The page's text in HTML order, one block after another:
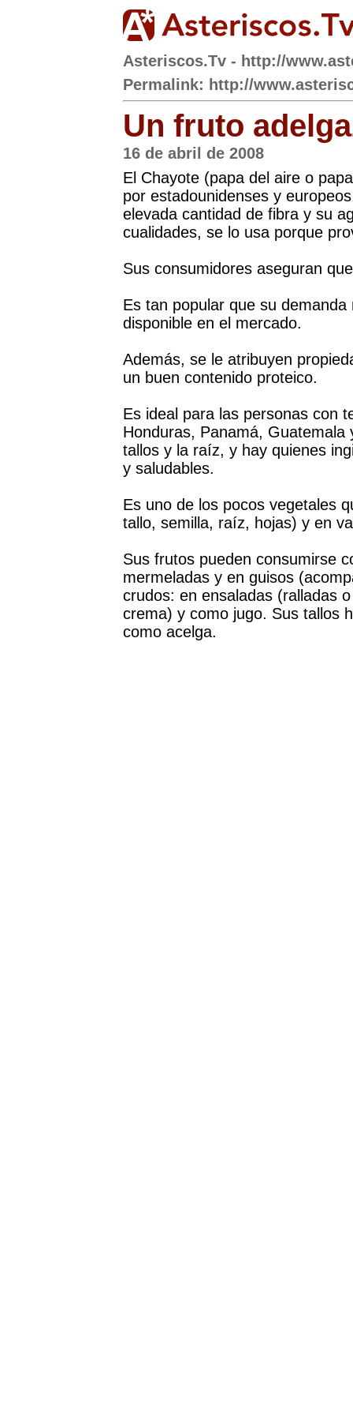
Asteriscos.Tv - http://
Permalink: http://
Un fruto
16 de abril de 2008
El Chayote (papa del aire o
por estadounidenses y
elevada cantidad de fibra y su
cualidades, se lo usa porque
Sus consumidores aseguran
Es tan popular que su
disponible en el mercado.
Además, se le atribuyen
un buen contenido proteico.
Es ideal para las personas con
Honduras, Panamá,
tallos y la raíz, y hay quienes
y saludables.
Es uno de los pocos vegetales
tallo, semilla, raíz, hojas) y en
Sus frutos pueden consumirse
mermeladas y en guisos
crudos: en ensaladas (ralladas
crema) y como jugo. Sus tallos
como acelga.